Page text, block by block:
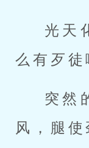
光天
么有歹徒
突然
风，腿使